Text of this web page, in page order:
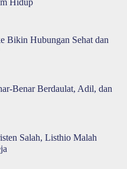
Hidup
Bikin Hubungan Sehat dan
Benar Berdaulat, Adil, dan
Salah, Listhio Malah